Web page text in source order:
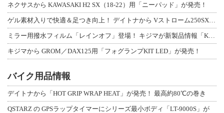
ネクサスから KAWASAKI H2 SX（18-22）用「ニーパッド」が発売！
キジマから GROM／DAX125用「フォグランプKIT LED」が発売！
バイク用品情報
デイトナから「HOT GRIP WRAP HEAT」が発売！ 最高約80℃の巻き
QSTARZ の GPSラップタイマーにシリーズ最小ボディ「LT-9000S」が